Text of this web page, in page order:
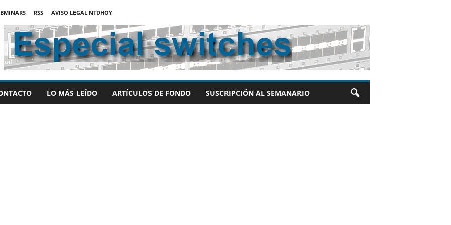
RSS
AVISO LEGAL NTDHOY
LO MÁS LEÍDO ARTÍCULOS DE FONDO SUSCRIPCIÓN AL SEMANARIO